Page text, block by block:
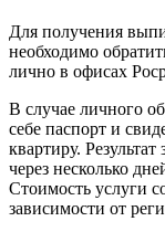
Для получения
необходимо
лично в офисах
В случае личного
себе паспорт и
квартиру.
через несколько
Стоимость услуги
зависимости от